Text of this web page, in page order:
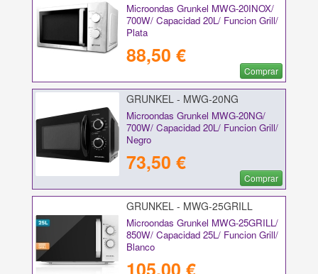
Microondas Grunkel MWG-20INOX/
700W/ Capacidad 20L/ Funcion Grill/
Plata
88,50 €
Comprar
GRUNKEL - MWG-20NG
Microondas Grunkel MWG-20NG/
700W/ Capacidad 20L/ Funcion Grill/
Negro
73,50 €
Comprar
GRUNKEL - MWG-25GRILL
Microondas Grunkel MWG-25GRILL/
850W/ Capacidad 25L/ Funcion Grill/
Blanco